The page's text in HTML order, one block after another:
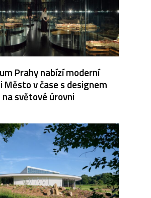
Prahy nabízí moderní
Město v čase s designem
na světové úrovni